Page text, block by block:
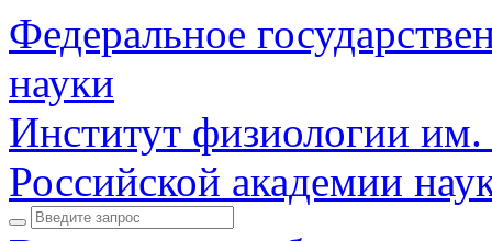
Федеральное
науки
Институт физиологии
Российской академии